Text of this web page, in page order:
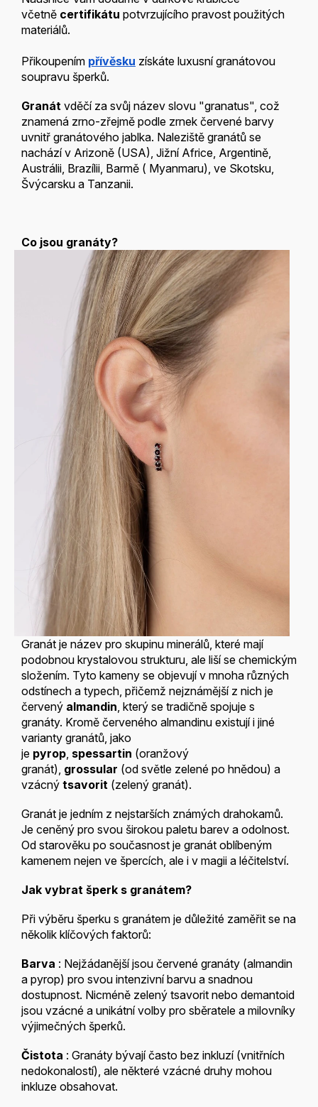
včetně certifikátu potvrzujícího pravost použitých
materiálů.
Přikoupením přívěsku získáte luxusní granátovou
soupravu šperků.
Granát vděčí za svůj název slovu "granatus", což
znamená zrno-zřejmě podle zrnek červené barvy
uvnitř granátového jablka. Naleziště granátů se
nachází v Arizoně (USA), Jižní Africe, Argentině,
Austrálii, Brazílii, Barmě ( Myanmaru), ve Skotsku,
Švýcarsku a Tanzanii.
Co jsou granáty?
Granát je název pro skupinu minerálů, které mají
podobnou krystalovou strukturu, ale liší se chemickým
složením. Tyto kameny se objevují v mnoha různých
odstínech a typech, přičemž nejznámější z nich je
červený almandin , který se tradičně spojuje s
granáty. Kromě červeného almandinu existují i ​​jiné
varianty granátů, jako
je pyrop spessartin (oranžový
granát), grossular (od světle zelené po hnědou) a
vzácný tsavorit (zelený granát).
Granát je jedním z nejstarších známých drahokamů.
Je ceněný pro svou širokou paletu barev a odolnost.
Od starověku po současnost je granát oblíbeným
kamenem nejen ve špercích, ale i v magii a léčitelství.
Jak vybrat šperk s granátem?
Při výběru šperku s granátem je důležité zaměřit se na
několik klíčových faktorů:
Barva : Nejžádanější jsou červené granáty (almandin
a pyrop) pro svou intenzivní barvu a snadnou
dostupnost. Nicméně zelený tsavorit nebo demantoid
jsou vzácné a unikátní volby pro sběratele a milovníky
výjimečných šperků.
Čistota : Granáty bývají často bez inkluzí (vnitřních
nedokonalostí), ale některé vzácné druhy mohou
inkluze obsahovat.